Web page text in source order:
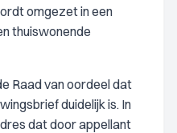
omgezet in een
thuiswonende
Raad van oordeel dat
duidelijk is. In
dat door appellant